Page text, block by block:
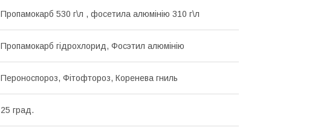
Пропамокарб 530 г\л , фосетила алюмінію 310 г\л
Пропамокарб гідрохлорид, Фосэтил алюмінію
Пероноспороз, Фітофтороз, Коренева гниль
25 град.